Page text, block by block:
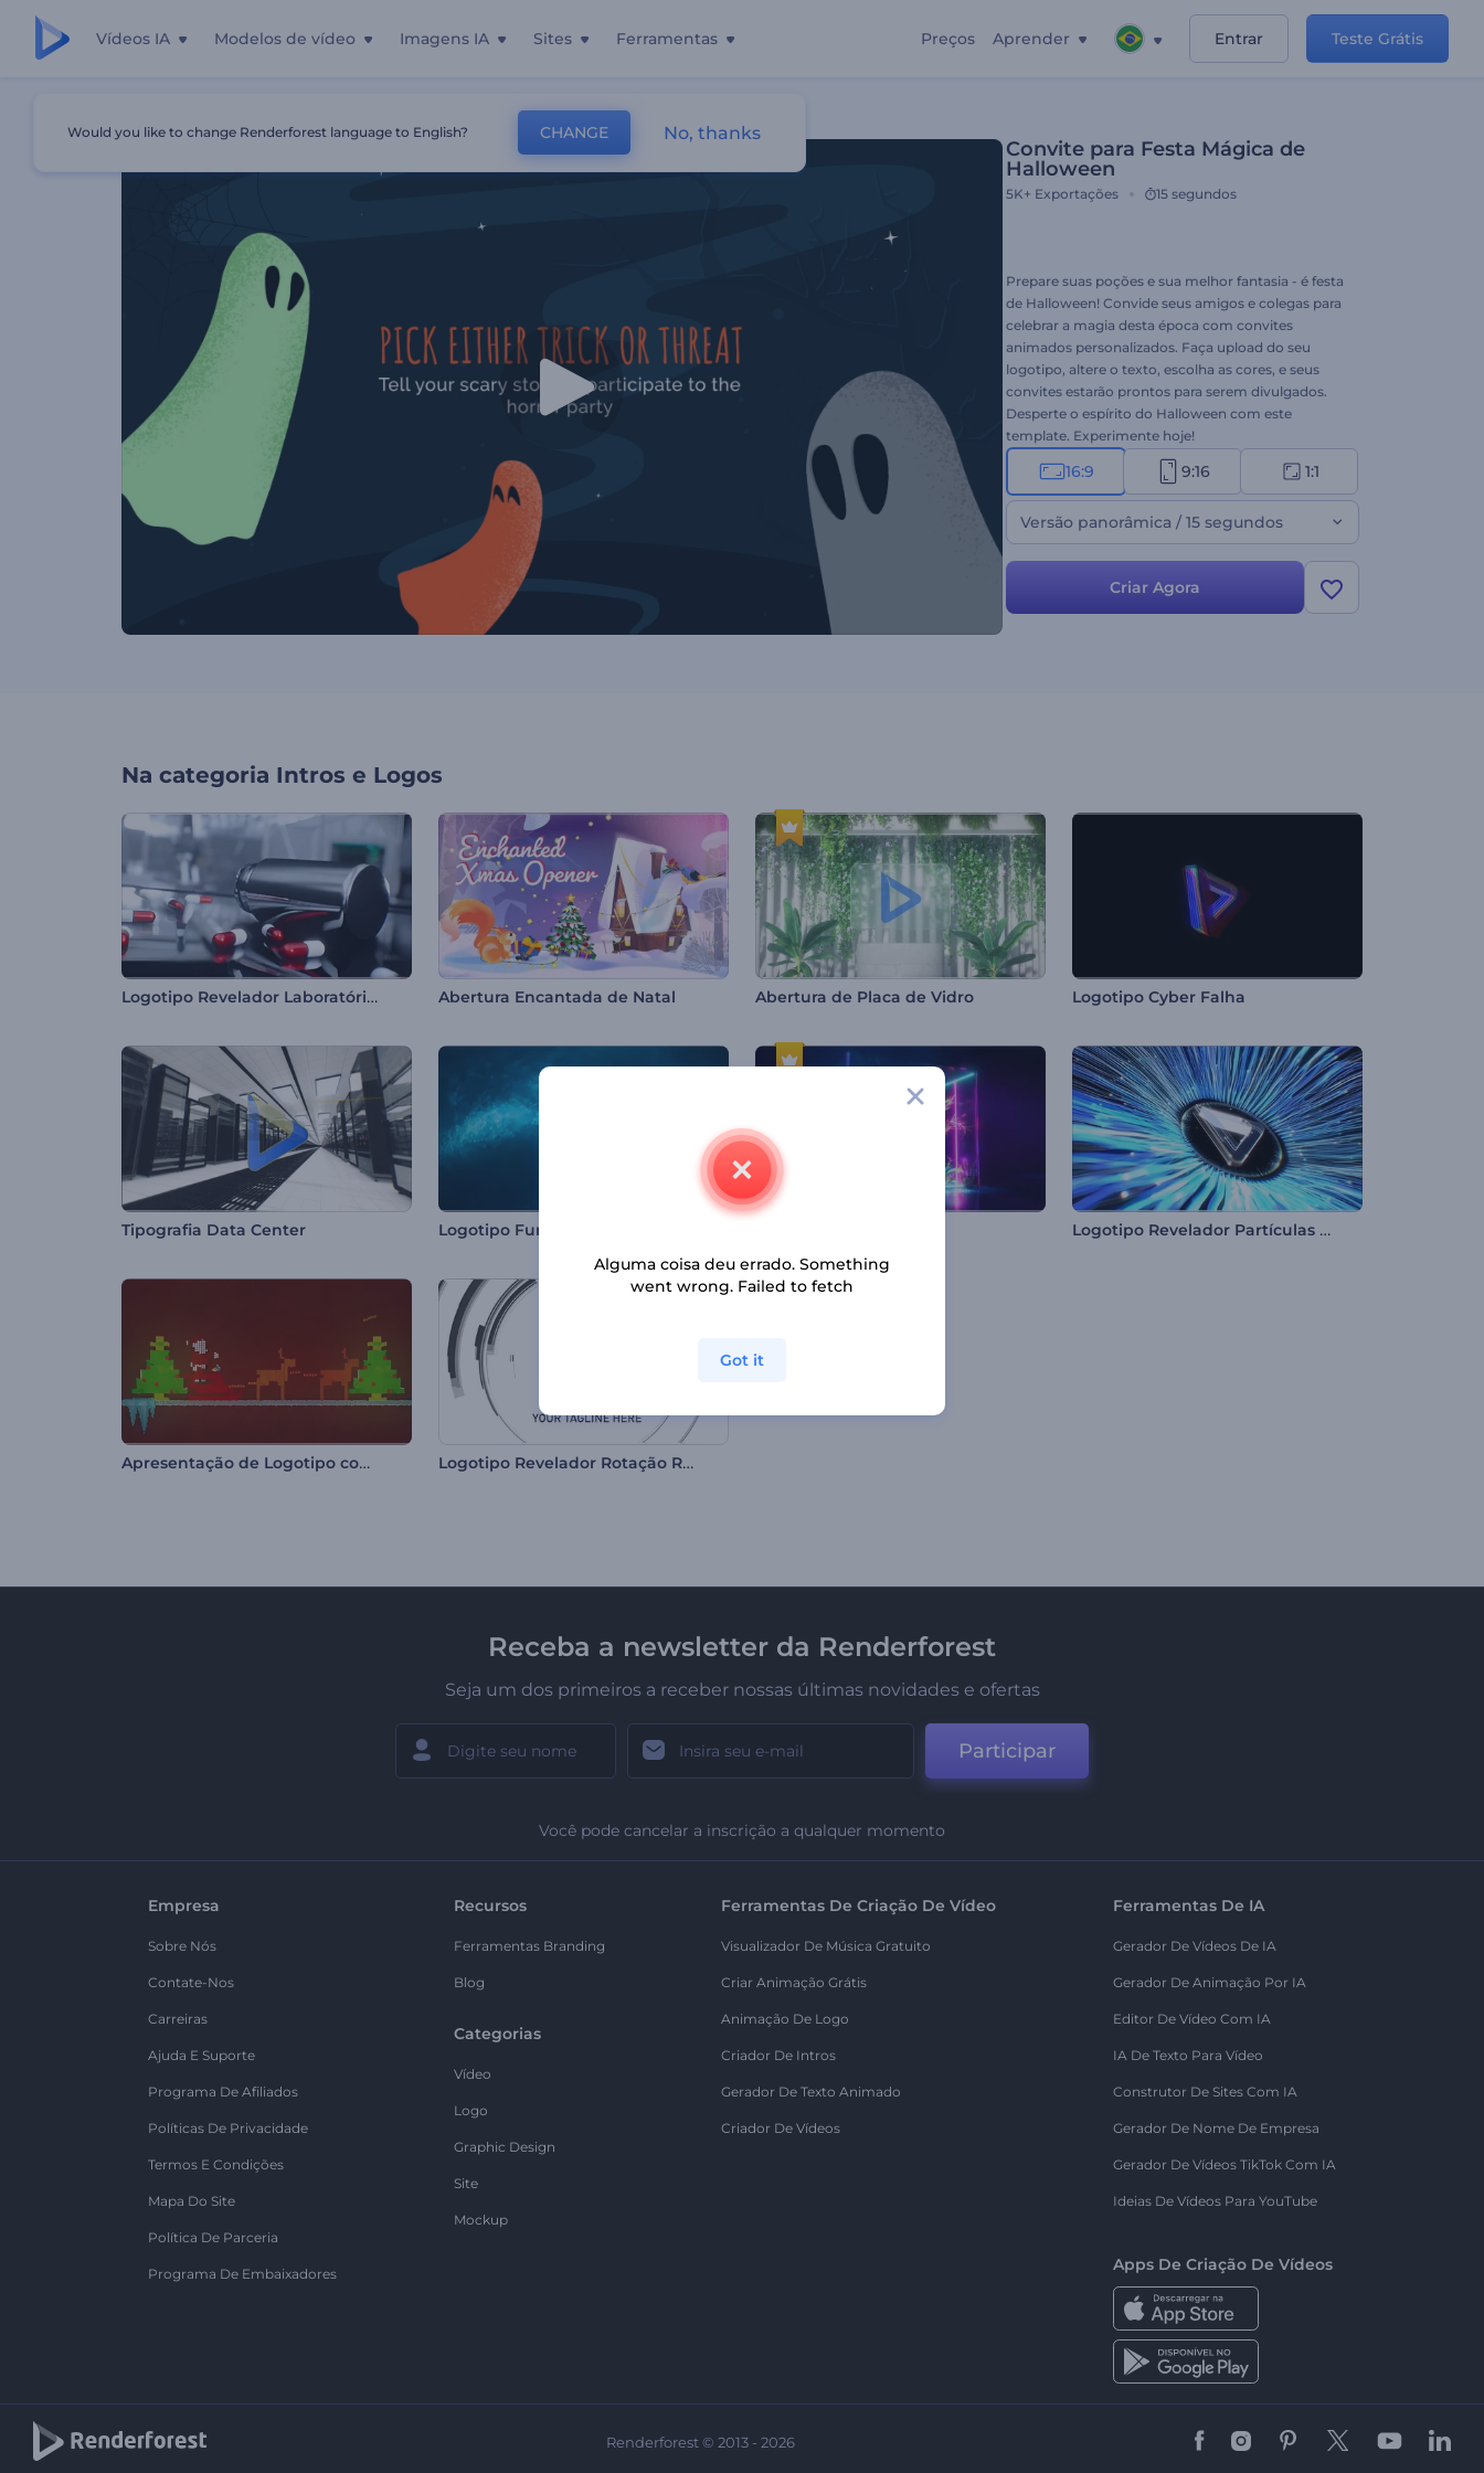
Vídeos IA Modelos de vídeo Imagens IA Sites Ferramentas Preços Aprender Entrar Teste Grátis
Convite para Festa Mágica de
Halloween
5K+ Exportações 15 segundos
Prepare suas poções e sua melhor fantasia - é festa
de Halloween! Convide seus amigos e colegas para
celebrar a magia desta época com convites
animados personalizados. Faça upload do seu
logotipo, altere o texto, escolha as cores, e seus
convites estarão prontos para serem divulgados.
Desperte o espírito do Halloween com este
template. Experimente hoje!
16:9 9:16 1:1
Versão panorâmica / 15 segundos
Criar Agora
Na categoria Intros e Logos
Logotipo Revelador Laboratório Ciências Abertura Encantada de Natal Abertura de Placa de Vidro Logotipo Cyber Falha
Tipografia Data Center Logotipo Fundo do Mar Logotipo Revelador Partículas Cinética
Apresentação de Logotipo com Papai Noel Logotipo Revelador Rotação Rápida
Receba a newsletter da Renderforest
Seja um dos primeiros a receber nossas últimas novidades e ofertas
Participar
Você pode cancelar a inscrição a qualquer momento
Empresa
Sobre Nós
Contate-Nos
Carreiras
Ajuda E Suporte
Programa De Afiliados
Políticas De Privacidade
Termos E Condições
Mapa Do Site
Política De Parceria
Programa De Embaixadores
Recursos
Ferramentas Branding
Blog
Categorias
Vídeo
Logo
Graphic Design
Site
Mockup
Ferramentas De Criação De Vídeo
Visualizador De Música Gratuito
Criar Animação Grátis
Animação De Logo
Criador De Intros
Gerador De Texto Animado
Criador De Vídeos
Ferramentas De IA
Gerador De Vídeos De IA
Gerador De Animação Por IA
Editor De Vídeo Com IA
IA De Texto Para Vídeo
Construtor De Sites Com IA
Gerador De Nome De Empresa
Gerador De Vídeos TikTok Com IA
Ideias De Vídeos Para YouTube
Apps De Criação De Vídeos
Renderforest © 2013 - 2026
Would you like to change Renderforest language to English? CHANGE No, thanks
Alguma coisa deu errado. Something
went wrong. Failed to fetch
Got it